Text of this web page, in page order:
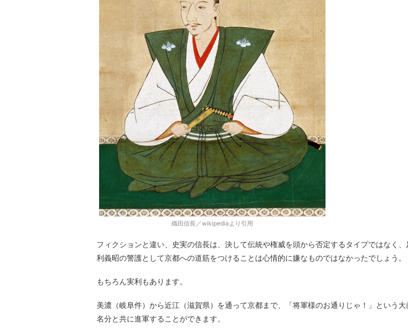
織田信長／wikipediaより引用
フィクションと違い、史実の信長は、決して伝統や権威を頭から否定するタイプではなく、
利義昭の警護として京都への道筋をつけることは心情的に嫌なものではなかったでしょう。
もちろん実利もあります。
美濃（岐阜件）から近江（滋賀県）を通って京都まで、「将軍様のお通りじゃ！」という大
名分と共に進軍することができます。